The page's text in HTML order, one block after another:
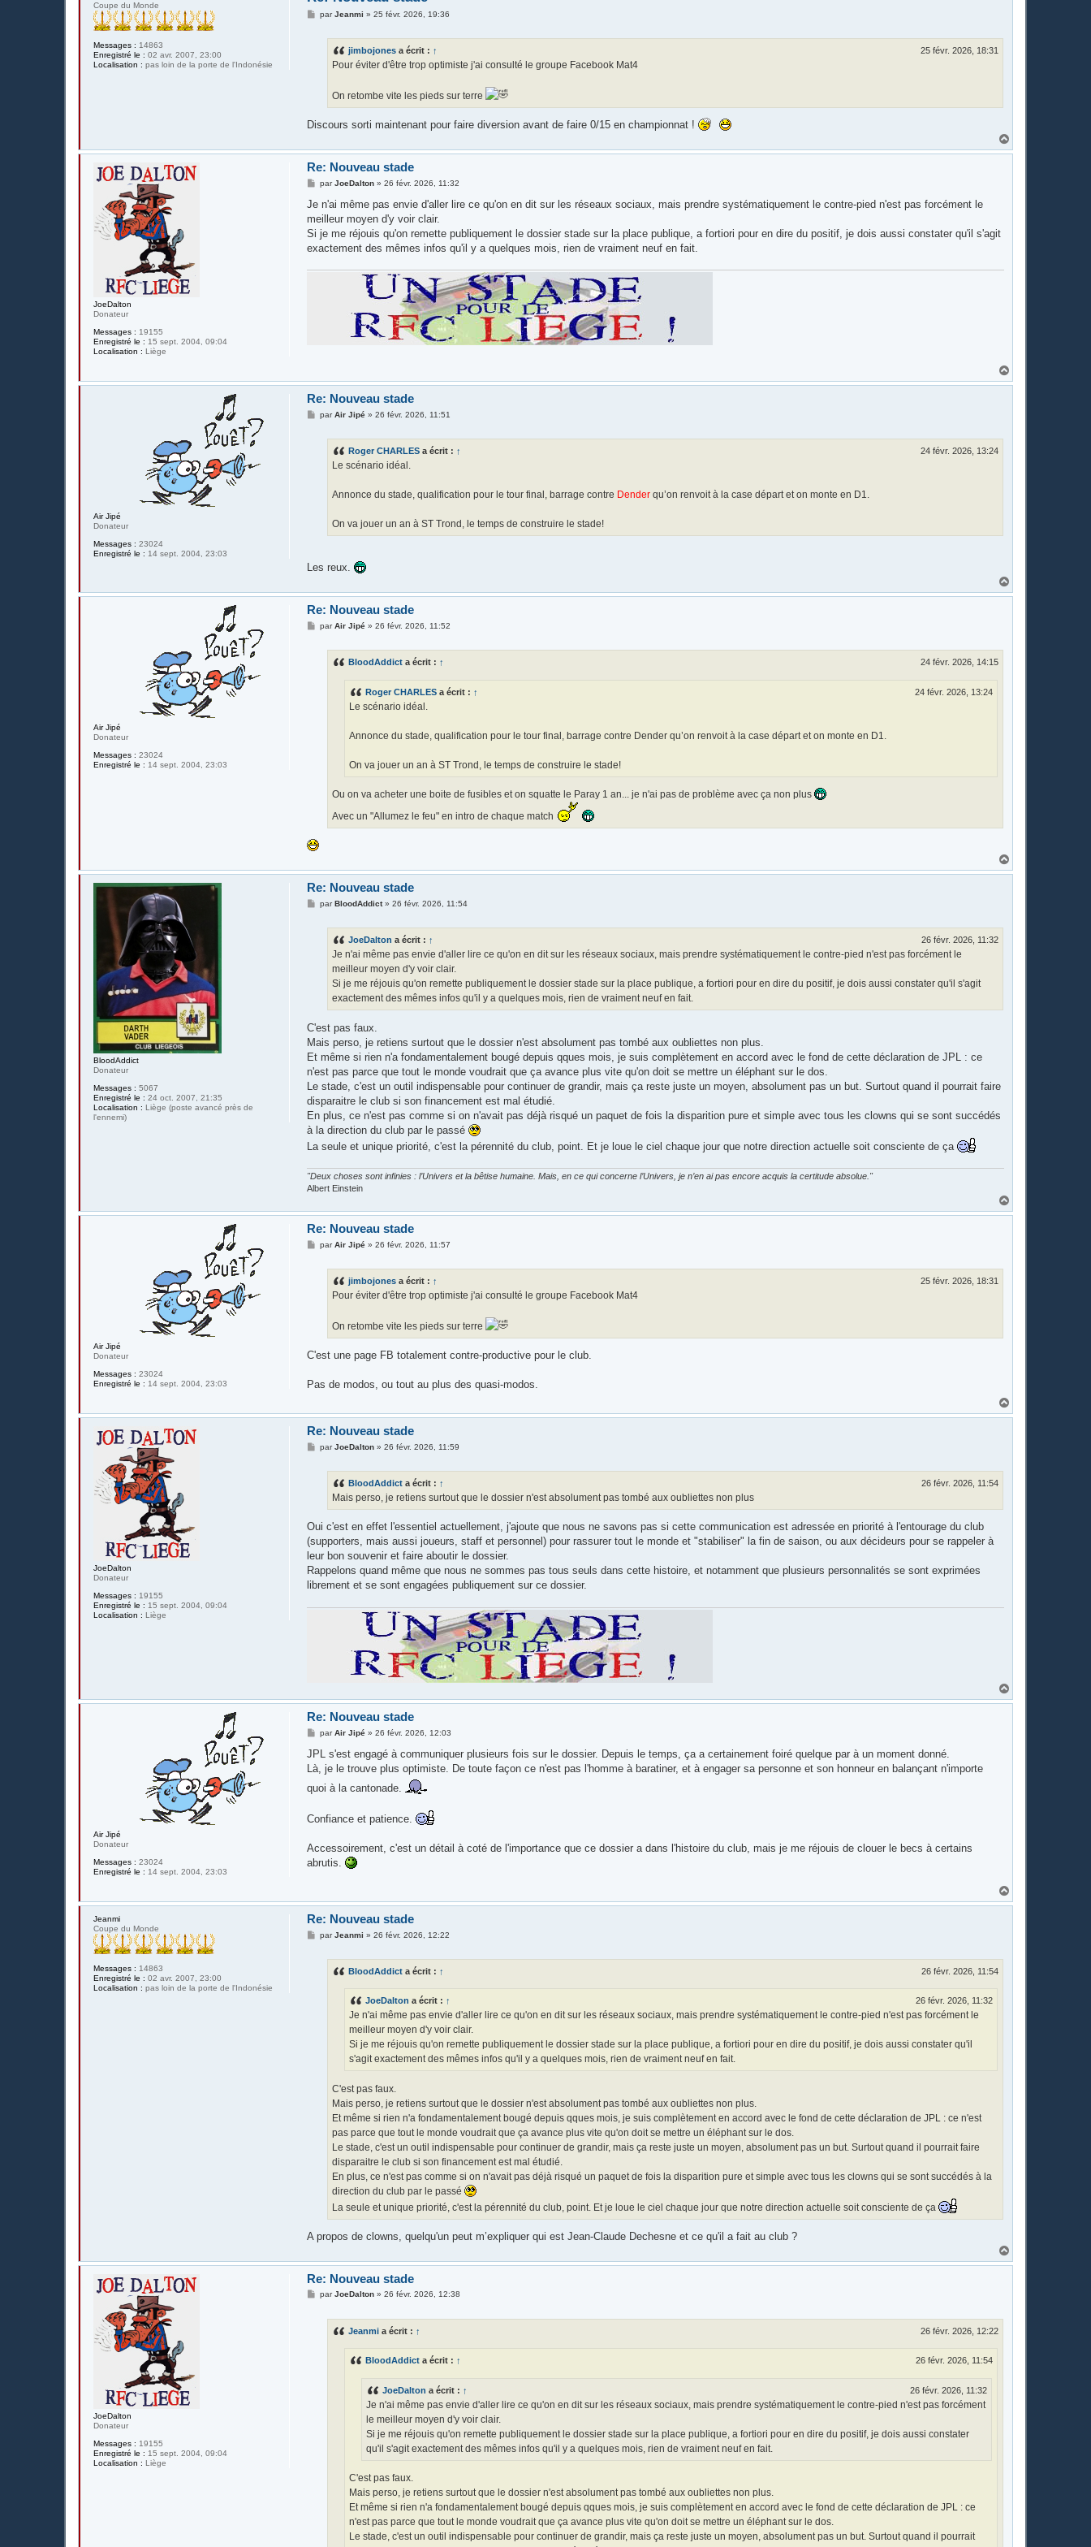
Coupe du Monde
Messages : 14863
Enregistré le : 02 avr. 2007, 23:00
Localisation : pas loin de la porte de l'Indonésie
MparJeanmi »25 févr. 2026, 19:36
jimbojones a écrit : ↑ 25 févr. 2026, 18:31
Pour éviter d'être trop optimiste j'ai consulté le groupe Facebook Mat4
On retombe vite les pieds sur terre
Discours sorti maintenant pour faire diversion avant de faire 0/15 en championnat !
a
JoeDalton
Donateur
Messages : 19155
Enregistré le : 15 sept. 2004, 09:04
Localisation : Liège
Re: Nouveau stade
M
s
a
g
e
parJoeDalton »26 févr. 2026, 11:32
Je n'ai même pas envie d'aller lire ce qu'on en dit sur les réseaux sociaux, mais prendre systématiquement le contre-pied n'est pas forcément le
meilleur moyen d'y voir clair.
Si je me réjouis qu'on remette publiquement le dossier stade sur la place publique, a fortiori pour en dire du positif, je dois aussi constater qu'il s'agit
exactement des mêmes infos qu'il y a quelques mois, rien de vraiment neuf en fait.
a
Air Jipé
Donateur
Messages : 23024
Enregistré le : 14 sept. 2004, 23:03
Re: Nouveau stade
MparAir Jipé »26 févr. 2026, 11:51
Roger CHARLES a écrit : ↑ 24 févr. 2026, 13:24
Le scénario idéal.
Annonce du stade, qualification pour le tour final, barrage contre Dender qu’on renvoit à la case départ et on monte en D1.
On va jouer un an à ST Trond, le temps de construire le stade!
Les reux.
a
Air Jipé
Donateur
Messages : 23024
Enregistré le : 14 sept. 2004, 23:03
Re: Nouveau stade
MparAir Jipé »26 févr. 2026, 11:52
BloodAddict a écrit : ↑ 24 févr. 2026, 14:15
Roger CHARLES a écrit : ↑ 24 févr. 2026, 13:24
Le scénario idéal.
Annonce du stade, qualification pour le tour final, barrage contre Dender qu’on renvoit à la case départ et on monte en D1.
On va jouer un an à ST Trond, le temps de construire le stade!
Ou on va acheter une boite de fusibles et on squatte le Paray 1 an... je n'ai pas de problème avec ça non plus
Avec un "Allumez le feu" en intro de chaque match
a
BloodAddict
Donateur
Messages : 5067
Enregistré le : 24 oct. 2007, 21:35
Localisation : Liège (poste avancé près de
l'ennemi)
Re: Nouveau stade
MparBloodAddict»26 févr. 2026, 11:54
JoeDalton a écrit : ↑ 26 févr. 2026, 11:32
Je n'ai même pas envie d'aller lire ce qu'on en dit sur les réseaux sociaux, mais prendre systématiquement le contre-pied n'est pas forcément le
meilleur moyen d'y voir clair.
Si je me réjouis qu'on remette publiquement le dossier stade sur la place publique, a fortiori pour en dire du positif, je dois aussi constater qu'il s'agit
exactement des mêmes infos qu'il y a quelques mois, rien de vraiment neuf en fait.
C'est pas faux.
Mais perso, je retiens surtout que le dossier n'est absolument pas tombé aux oubliettes non plus.
Et même si rien n'a fondamentalement bougé depuis qques mois, je suis complètement en accord avec le fond de cette déclaration de JPL : ce
n'est pas parce que tout le monde voudrait que ça avance plus vite qu'on doit se mettre un éléphant sur le dos.
Le stade, c'est un outil indispensable pour continuer de grandir, mais ça reste juste un moyen, absolument pas un but. Surtout quand il pourrait faire
disparaitre le club si son financement est mal étudié.
En plus, ce n'est pas comme si on n'avait pas déjà risqué un paquet de fois la disparition pure et simple avec tous les clowns qui se sont succédés
à la direction du club par le passé
La seule et unique priorité, c'est la pérennité du club, point. Et je loue le ciel chaque jour que notre direction actuelle soit consciente de ça
"Deux choses sont infinies : l’Univers et la bêtise humaine. Mais, en ce qui concerne l’Univers, je n’en ai pas encore acquis la certitude absolue."
Albert Einstein
a
Air Jipé
Donateur
Messages : 23024
Enregistré le : 14 sept. 2004, 23:03
Re: Nouveau stade
MparAir Jipé »26 févr. 2026, 11:57
jimbojones a écrit : ↑ 25 févr. 2026, 18:31
Pour éviter d'être trop optimiste j'ai consulté le groupe Facebook Mat4
On retombe vite les pieds sur terre
C'est une page FB totalement contre-productive pour le club.
Pas de modos, ou tout au plus des quasi-modos.
a
JoeDalton
Donateur
Messages : 19155
Enregistré le : 15 sept. 2004, 09:04
Localisation : Liège
Re: Nouveau stade
MparJoeDalton »26 févr. 2026, 11:59
BloodAddict a écrit : ↑ 26 févr. 2026, 11:54
Mais perso, je retiens surtout que le dossier n'est absolument pas tombé aux oubliettes non plus
Oui c'est en effet l'essentiel actuellement, j'ajoute que nous ne savons pas si cette communication est adressée en priorité à l'entourage du club
(supporters, mais aussi joueurs, staff et personnel) pour rassurer tout le monde et "stabiliser" la fin de saison, ou aux décideurs pour se rappeler à
leur bon souvenir et faire aboutir le dossier.
Rappelons quand même que nous ne sommes pas tous seuls dans cette histoire, et notamment que plusieurs personnalités se sont exprimées
librement et se sont engagées publiquement sur ce dossier.
a
Air Jipé
Donateur
Messages : 23024
Enregistré le : 14 sept. 2004, 23:03
Re: Nouveau stade
M
s
a
e
parAir Jipé »26 févr. 2026, 12:03
JPL s'est engagé à communiquer plusieurs fois sur le dossier. Depuis le temps, ça a certainement foiré quelque par à un moment donné.
Là, je le trouve plus optimiste. De toute façon ce n'est pas l'homme à baratiner, et à engager sa personne et son honneur en balançant n'importe
quoi à la cantonade.
Confiance et patience.
Accessoirement, c'est un détail à coté de l'importance que ce dossier a dans l'histoire du club, mais je me réjouis de clouer le becs à certains
abrutis.
a
Jeanmi
Coupe du Monde
Messages : 14863
Enregistré le : 02 avr. 2007, 23:00
Localisation : pas loin de la porte de l'Indonésie
Re: Nouveau stade
MparJeanmi »26 févr. 2026, 12:22
BloodAddict a écrit : ↑ 26 févr. 2026, 11:54
JoeDalton a écrit : ↑ 26 févr. 2026, 11:32
Je n'ai même pas envie d'aller lire ce qu'on en dit sur les réseaux sociaux, mais prendre systématiquement le contre-pied n'est pas forcément le
meilleur moyen d'y voir clair.
Si je me réjouis qu'on remette publiquement le dossier stade sur la place publique, a fortiori pour en dire du positif, je dois aussi constater qu'il
s'agit exactement des mêmes infos qu'il y a quelques mois, rien de vraiment neuf en fait.
C'est pas faux.
Mais perso, je retiens surtout que le dossier n'est absolument pas tombé aux oubliettes non plus.
Et même si rien n'a fondamentalement bougé depuis qques mois, je suis complètement en accord avec le fond de cette déclaration de JPL : ce n'est
pas parce que tout le monde voudrait que ça avance plus vite qu'on doit se mettre un éléphant sur le dos.
Le stade, c'est un outil indispensable pour continuer de grandir, mais ça reste juste un moyen, absolument pas un but. Surtout quand il pourrait faire
disparaitre le club si son financement est mal étudié.
En plus, ce n'est pas comme si on n'avait pas déjà risqué un paquet de fois la disparition pure et simple avec tous les clowns qui se sont succédés à la
direction du club par le passé
La seule et unique priorité, c'est la pérennité du club, point. Et je loue le ciel chaque jour que notre direction actuelle soit consciente de ça
A propos de clowns, quelqu'un peut m’expliquer qui est Jean-Claude Dechesne et ce qu'il a fait au club ?
a
JoeDalton
Donateur
Messages : 19155
Enregistré le : 15 sept. 2004, 09:04
Localisation : Liège
Re: Nouveau stade
MparJoeDalton »26 févr. 2026, 12:38
Jeanmi a écrit : ↑ 26 févr. 2026, 12:22
BloodAddict a écrit : ↑ 26 févr. 2026, 11:54
JoeDalton a écrit : ↑ 26 févr. 2026, 11:32
Je n'ai même pas envie d'aller lire ce qu'on en dit sur les réseaux sociaux, mais prendre systématiquement le contre-pied n'est pas forcément
le meilleur moyen d'y voir clair.
Si je me réjouis qu'on remette publiquement le dossier stade sur la place publique, a fortiori pour en dire du positif, je dois aussi constater
qu'il s'agit exactement des mêmes infos qu'il y a quelques mois, rien de vraiment neuf en fait.
C'est pas faux.
Mais perso, je retiens surtout que le dossier n'est absolument pas tombé aux oubliettes non plus.
Et même si rien n'a fondamentalement bougé depuis qques mois, je suis complètement en accord avec le fond de cette déclaration de JPL : ce
n'est pas parce que tout le monde voudrait que ça avance plus vite qu'on doit se mettre un éléphant sur le dos.
Le stade, c'est un outil indispensable pour continuer de grandir, mais ça reste juste un moyen, absolument pas un but. Surtout quand il pourrait